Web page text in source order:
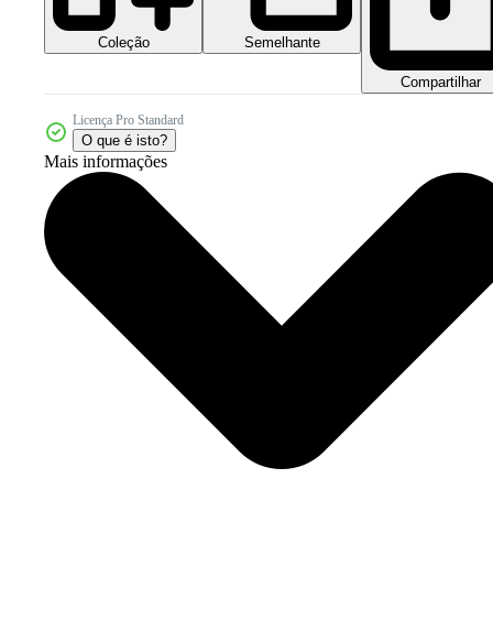
Coleção Semelhante
Compartilhar
Licença Pro Standard
O que é isto?
Mais informações